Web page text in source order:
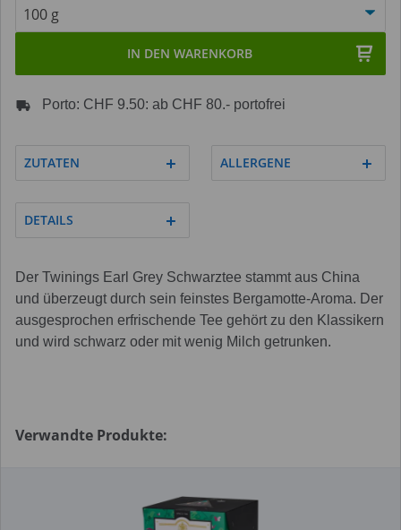
IN DEN WARENKORB
Porto: CHF 9.50: ab CHF 80.- portofrei
ZUTATEN ALLERGENE
DETAILS
Der Twinings Earl Grey Schwarztee stammt aus China
und überzeugt durch sein feinstes Bergamotte-Aroma. Der
ausgesprochen erfrischende Tee gehört zu den Klassikern
und wird schwarz oder mit wenig Milch getrunken.
Verwandte Produkte: